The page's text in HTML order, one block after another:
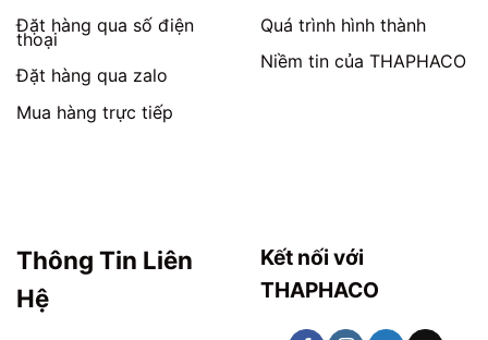
Đặt hàng qua số điện
thoại
Đặt hàng qua zalo
Mua hàng trực tiếp
Quá trình hình thành
Niềm tin của THAPHACO
Thông Tin Liên
Hệ
Kết nối với
THAPHACO